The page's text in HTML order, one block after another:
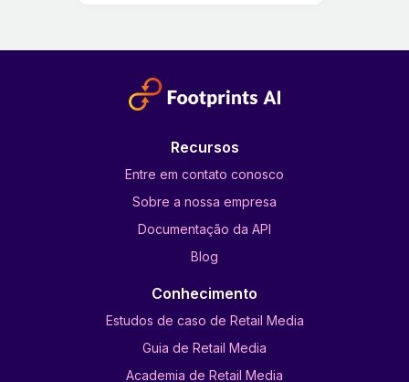
Recursos
Entre em contato conosco
Sobre a nossa empresa
Documentação da API
Blog
Conhecimento
Estudos de caso de Retail Media
Guia de Retail Media
Academia de Retail Media